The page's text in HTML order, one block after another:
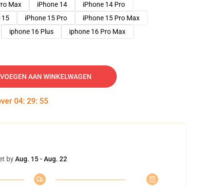
Max iPhone 14
iPhone 14 Pro
15 iPhone 15 Pro
iPhone 15 Pro Max
iphone 16 Plus iphone 16 Pro Max
AAN WINKELWAGEN
04: 29: 54
byAug. 15 - Aug. 22